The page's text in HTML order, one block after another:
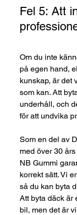
Fel 5: Att
Om du inte
på egen hand,
kunskap, är det
som kan. Att
underhåll, och
för att undvika
Som en del av
med över 30
NB Gummi
korrekt sätt. Vi
så du kan byta
Att byta däck är
bil, men det är